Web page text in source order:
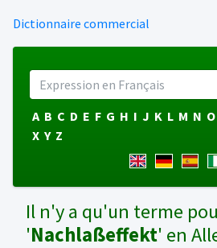
Dictionnaire commercial
A B C D E F G H I J K L M N O
X Y Z
Il n'y a qu'un terme
'Nachlaßeffekt' en